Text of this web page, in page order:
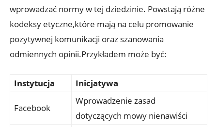
wprowadzać normy w tej dziedzinie. Powstają różne
kodeksy etyczne,które mają na celu promowanie
pozytywnej komunikacji oraz szanowania
odmiennych opinii.Przykładem może być:
Instytucja Inicjatywa
Facebook
Wprowadzenie zasad
dotyczących mowy nienawiści